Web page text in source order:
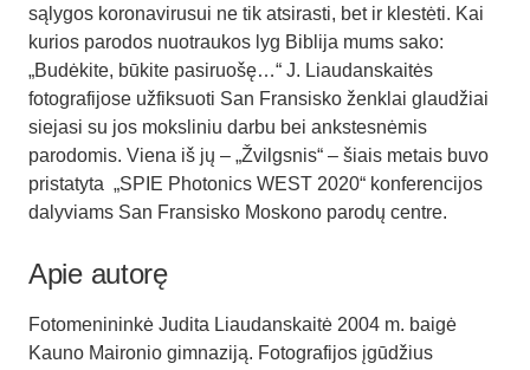
sąlygos koronavirusui ne tik atsirasti, bet ir klestėti. Kai
kurios parodos nuotraukos lyg Biblija mums sako:
„Budėkite, būkite pasiruošę…“ J. Liaudanskaitės
fotografijose užfiksuoti San Fransisko ženklai glaudžiai
siejasi su jos moksliniu darbu bei ankstesnėmis
parodomis. Viena iš jų – „Žvilgsnis“ – šiais metais buvo
pristatyta „SPIE Photonics WEST 2020“ konferencijos
dalyviams San Fransisko Moskono parodų centre.
Apie autorę
Fotomenininkė Judita Liaudanskaitė 2004 m. baigė
Kauno Maironio gimnaziją. Fotografijos įgūdžius